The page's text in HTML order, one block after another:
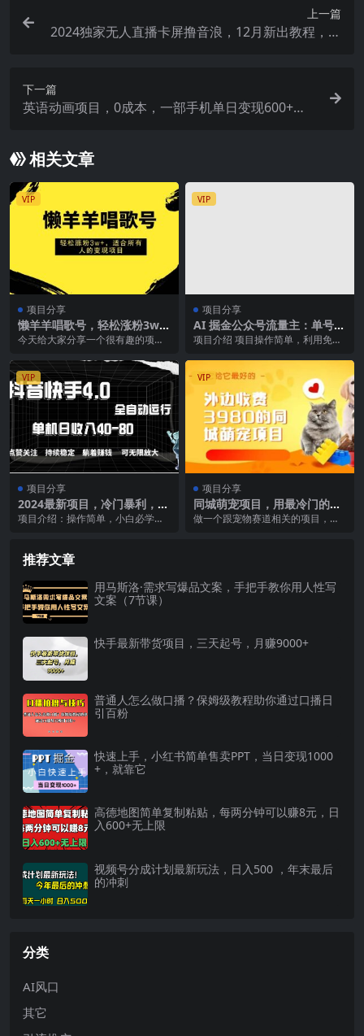
上一篇
2024独家无人直播卡屏撸音浪，12月新出教程，收
下一篇
英语动画项目，0成本，一部手机单日变现600+
相关文章
VIP
项目分享
懒羊羊唱歌号，轻松涨粉3w
+，适合所有人的变现项目！
今天给大家分享一个很有趣的项
千上万粉， 变现也快...
VIP
项目分享
AI 掘金公众号流量主：单号收
益500+
项目介绍 项目操作简单，利用免费
矩阵放大，项...
VIP
项目分享
2024最新项目，冷门暴利，暑
假来临，正是项目利润爆发时
项目介绍：操作简单，小白必学，
VIP
项目分享
同城萌宠项目，用最冷门的玩
法冲击最热门的市场（教程
做一个跟宠物赛道相关的项目，就
推荐文章
用马斯洛·需求写爆品文案，手把手教你用人性写
文案（7节课）
快手最新带货项目，三天起号，月赚9000+
普通人怎么做口播？保姆级教程助你通过口播日
引百粉
快速上手，小红书简单售卖PPT，当日变现1000
+，就靠它
高德地图简单复制粘贴，每两分钟可以赚8元，日
入600+无上限
视频号分成计划最新玩法，日入500 ，年末最后
的冲刺
分类
AI风口
其它